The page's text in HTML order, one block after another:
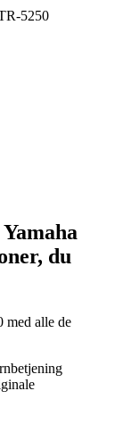
5250
Yamaha
du
med alle de